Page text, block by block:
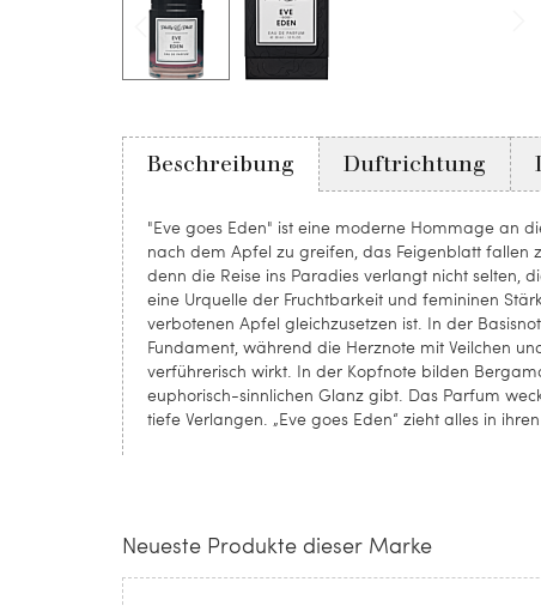
Beschreibung
"Eve goes Eden" ist eine moderne Hommage an
nach dem Apfel zu greifen, das Feigenblatt fallen
denn die Reise ins Paradies verlangt nicht selten,
eine Urquelle der Fruchtbarkeit und femininen
verbotenen Apfel gleichzusetzen ist. In der
Fundament, während die Herznote mit Veilchen
verführerisch wirkt. In der Kopfnote bilden
euphorisch-sinnlichen Glanz gibt. Das Parfum
tiefe Verlangen. „Eve goes Eden“ zieht alles in
Duftrichtung
Neueste Produkte dieser Marke